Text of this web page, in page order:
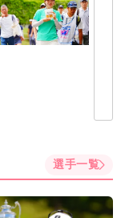
選手一覧